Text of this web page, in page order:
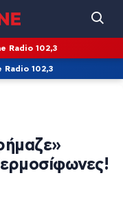
Radio 102,3
Radio 102,3